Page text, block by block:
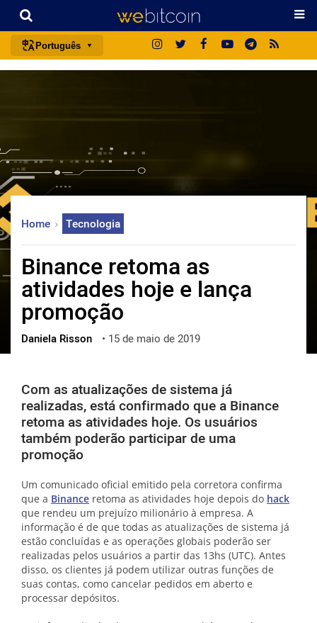
Português
italiano
deutsch
中文
한국어
العربية
ไทย
ქართული
Home Tecnologia
Binance retoma as
atividades hoje e lança
promoção
Daniela Risson • 15 de maio de 2019
Com as atualizações de sistema já
realizadas, está confirmado que a Binance
retoma as atividades hoje. Os usuários
também poderão participar de uma
promoção
Um comunicado oficial emitido pela corretora confirma
que a Binance retoma as atividades hoje depois do hack
que rendeu um prejuízo milionário à empresa. A
informação é de que todas as atualizações de sistema já
estão concluídas e as operações globais poderão ser
realizadas pelos usuários a partir das 13hs (UTC). Antes
disso, os clientes já podem utilizar outras funções de
suas contas, como cancelar pedidos em aberto e
processar depósitos.